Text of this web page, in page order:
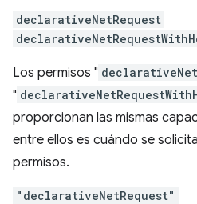
declarativeNetRequest
Los permisos "
"
proporcionan las mismas
entre ellos es cuándo se
permisos.
"declarativeNetRequest"